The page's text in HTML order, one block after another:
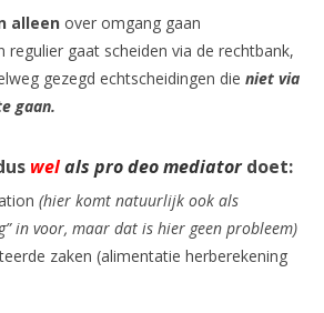
alleen over omgang gaan
regulier gaat scheiden via de rechtbank,
gezegd echtscheidingen die niet via
gaan.
welals pro deo mediatordoet:
(hier komt natuurlijk ook als
in voor, maar dat is hier geen probleem)
zaken (alimentatie herberekening